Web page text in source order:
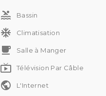
pool Bassin
ac_unit Climatisation
free_breakfast Salle à Manger
live_tv Télévision Par Câble
public L'Internet